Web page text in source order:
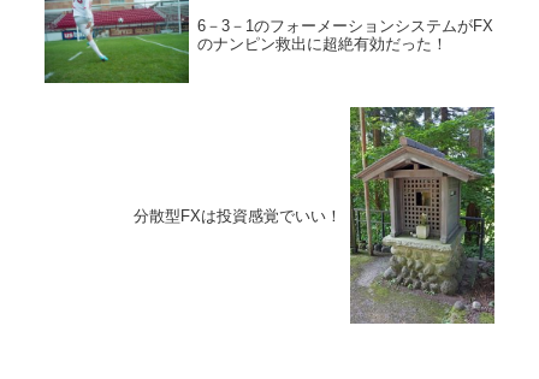
6－3－1のフォーメーションシステムがFX
のナンピン救出に超絶有効だった！
分散型FXは投資感覚でいい！